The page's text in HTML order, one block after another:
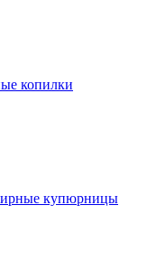
копилки
купюрницы